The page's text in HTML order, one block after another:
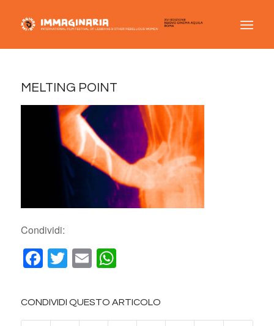
MELTING POINT
Condividi:
Facebook
Twitter
EmailWhatsApp
CONDIVIDI QUESTO ARTICOLO